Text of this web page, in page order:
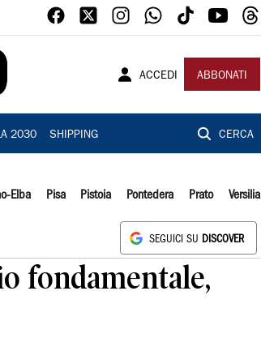
ACCEDI ABBONATI
2030 SHIPPING CERCA
Elba Pisa Pistoia Pontedera Prato Versilia
SEGUICI SU DISCOVER
fondamentale,